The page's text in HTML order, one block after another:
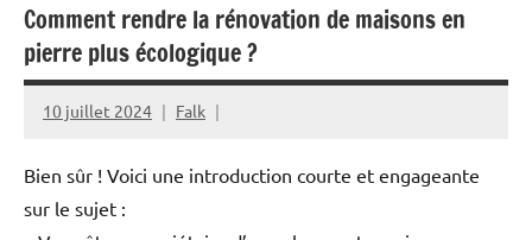
Comment rendre la rénovation de maisons en
pierre plus écologique ?
10 juillet 2024 Falk
Bien sûr ! Voici une introduction courte et engageante
sur le sujet :